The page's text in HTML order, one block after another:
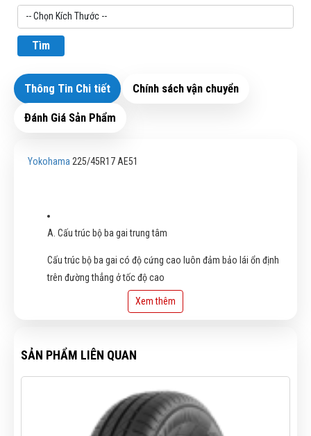
Tìm
Thông Tin Chi tiết Chính sách vận chuyển
Đánh Giá Sản Phẩm
Yokohama 225/45R17 AE51
A. Cấu trúc bộ ba gai trung tâm
Cấu trúc bộ ba gai có độ cứng cao luôn đảm bảo lái ổn định
trên đường thẳng ở tốc độ cao
B. Rãnh phụ hình lưỡi dao
C. Rãnh thẳng hình tia chớp
Tăng tổng số lượng vát cạnh, cải thiện hiệu suất bám đường.
Xem thêm
SẢN PHẨM LIÊN QUAN